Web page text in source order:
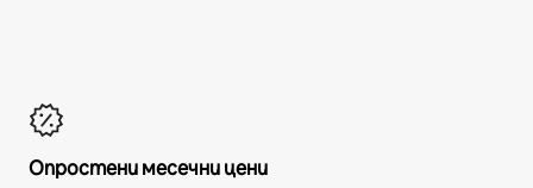
Опростени месечни цени